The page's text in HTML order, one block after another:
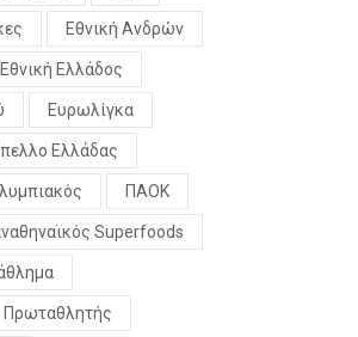
Εθνική Ανδρών
Εθνική Ελλάδος
Ευρωλίγκα
Ελλάδας
ΠΑΟΚ
Superfoods
Πρωταθλητής